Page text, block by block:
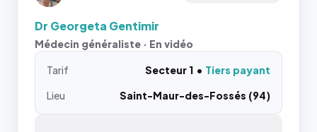
Dr Georgeta Gentimir
Médecin généraliste · En vidéo
Tarif Secteur 1
Tiers payant
Lieu
Saint-Maur-des-Fossés (94)